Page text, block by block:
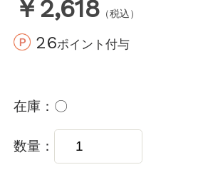
￥2,618 （税込）
26ポイント付与
在庫 〇
数量